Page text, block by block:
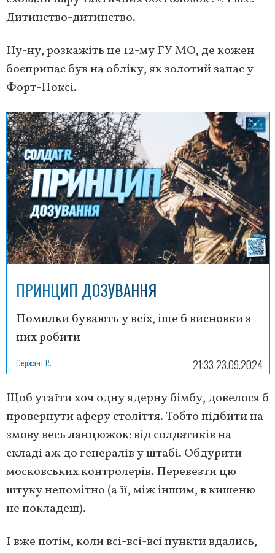
Дитинство-дитинство.
Ну-ну, розкажіть це 12-му ГУ МО, де кожен
боєприпас був на обліку, як золотий запас у
Форт-Ноксі.
ПРИНЦИП ДОЗУВАННЯ
Помилки бувають у всіх, іще б висновки з
них робити
Сержант R. 21:33 23.09.2024
Щоб утаїти хоч одну ядерну бімбу, довелося б
провернути аферу століття. Тобто підбити на
змову весь ланцюжок: від солдатиків на
складі аж до генералів у штабі. Обдурити
московських контролерів. Перевезти цю
штуку непомітно (а її, між іншим, в кишеню
не покладеш).
І вже потім, коли всі-всі-всі пункти вдались,